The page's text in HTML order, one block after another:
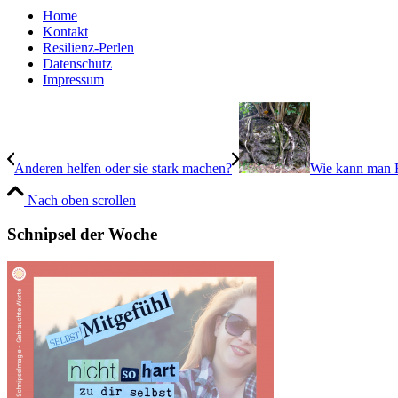
Home
Kontakt
Resilienz-Perlen
Datenschutz
Impressum
Anderen helfen oder sie stark machen? Wie kann man
Nach oben scrollen
Schnipsel der Woche